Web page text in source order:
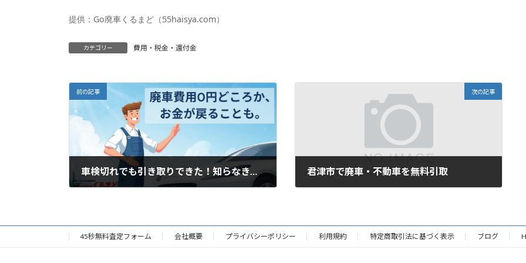
提供： Go廃車くるまど（55haisya.com）
カテゴリー 費用・税金・還付金
前の記事
車検切れでも引き取りできた！知らなきゃ損する廃車の話
次の記事
君津市で廃車・不動車を無料引取
45秒無料査定フォーム 会社概要 プライバシーポリシー 利用規約 特定商取引法に基づく表示 ブログ